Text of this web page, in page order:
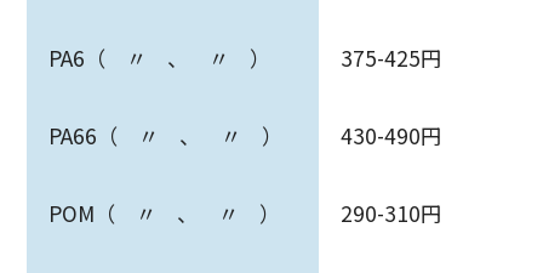
PA6（ 〃 、 〃 ） 375-425円
PA66（ 〃 、 〃 ） 430-490円
POM（ 〃 、 〃 ） 290-310円